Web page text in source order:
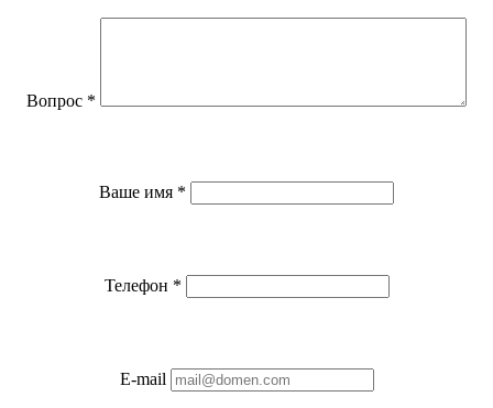
Вопрос *
Ваше имя *
Телефон *
E-mail